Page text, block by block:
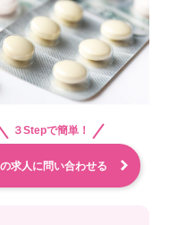
３Stepで簡単！
求人に問い合わせる